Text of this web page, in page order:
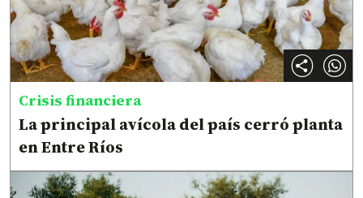
Crisis financiera
La principal avícola del país cerró planta
en Entre Ríos